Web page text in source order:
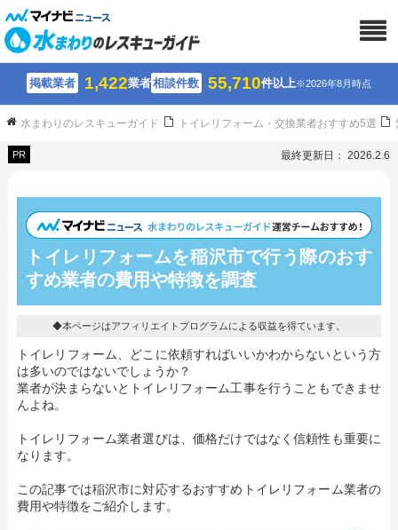
掲載業者 1,422業者相談件数 55,710件以上※2026年8月時点
水まわりのレスキューガイド トイレリフォーム・交換業者おすすめ5選
PR 最終更新日： 2026.2.6
トイレリフォームを稲沢市で行う際のおす
すめ業者の費用や特徴を調査
◆本ページはアフィリエイトプログラムによる収益を得ています。
トイレリフォーム、どこに依頼すればいいかわからないという方
は多いのではないでしょうか？
業者が決まらないとトイレリフォーム工事を行うこともできませ
んよね。
トイレリフォーム業者選びは、価格だけではなく信頼性も重要に
なります。
この記事では稲沢市に対応するおすすめトイレリフォーム業者の
費用や特徴をご紹介します。